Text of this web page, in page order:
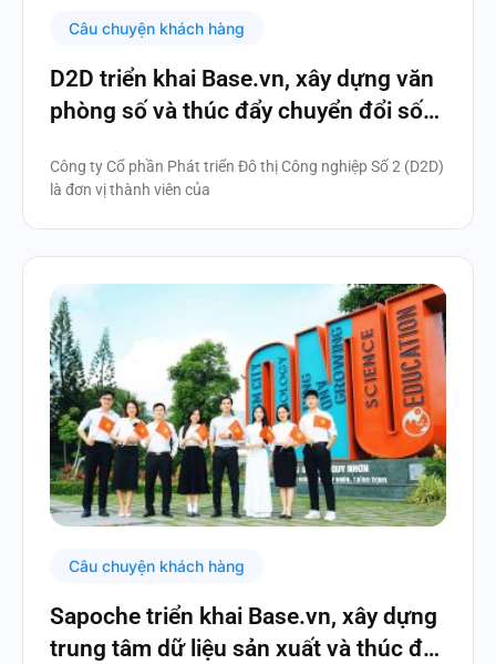
Câu chuyện khách hàng
D2D triển khai Base.vn, xây dựng văn
phòng số và thúc đẩy chuyển đổi số
Công ty Cổ phần Phát triển Đô thị Công nghiệp Số 2 (D2D)
là đơn vị thành viên của
Câu chuyện khách hàng
Sapoche triển khai Base.vn, xây dựng
trung tâm dữ liệu sản xuất và thúc đẩy